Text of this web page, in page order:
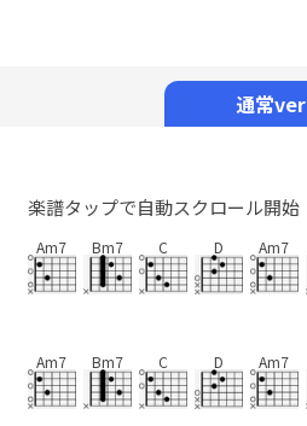
通常ver
楽譜タップで自動スクロール開始
Am7 Bm7 C D Am7
Am7 Bm7 C D Am7